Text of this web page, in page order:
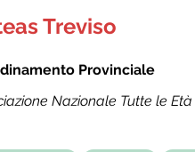
Treviso
Provinciale
Nazionale Tutte le